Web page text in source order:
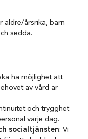
äldre/årsrika, barn
sedda.
ha möjlighet att
av vård är
och trygghet
varje dag.
socialtjänsten: Vi